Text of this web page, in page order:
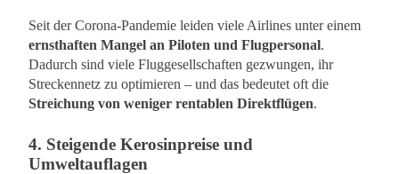
Seit der Corona-Pandemie leiden viele Airlines unter einem
ernsthaften Mangel an Piloten und Flugpersonal.
Dadurch sind viele Fluggesellschaften gezwungen, ihr
Streckennetz zu optimieren – und das bedeutet oft die
Streichung von weniger rentablen Direktflügen.
4. Steigende Kerosinpreise und
Umweltauflagen